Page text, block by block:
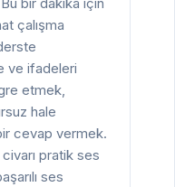
bir dakika için
çalışma
ve ifadeleri
etmek,
hale
cevap vermek.
pratik ses
ses